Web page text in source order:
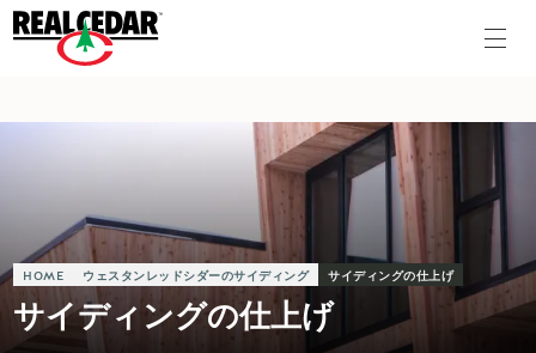
HOME ウェスタンレッドシダーのサイディング サイディングの仕上げ
サイディングの仕上げ